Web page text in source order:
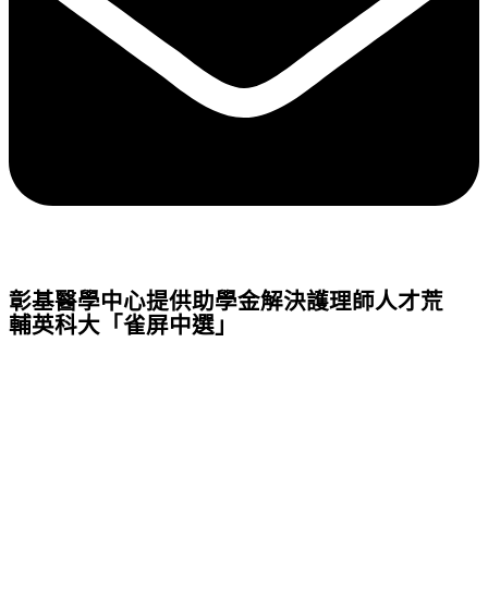
彰基醫學中心提供助學金解決護理師人才荒
輔英科大「雀屏中選」